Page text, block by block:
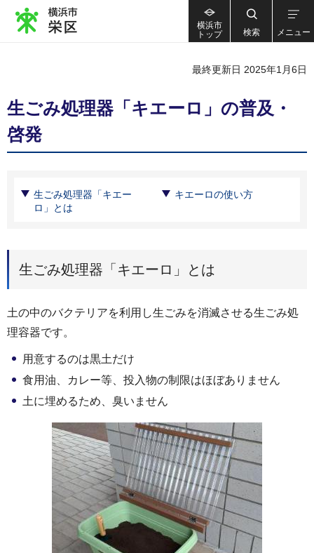
横浜市
トップ
検索 メニュー
最終更新日 2025年1月6日
生ごみ処理器「キエーロ」の普及・
啓発
生ごみ処理器「キエー
ロ」とは
キエーロの使い方
生ごみ処理器「キエーロ」とは
土の中のバクテリアを利用し生ごみを消滅させる生ごみ処
理容器です。
用意するのは黒土だけ
食用油、カレー等、投入物の制限はほぼありません
土に埋めるため、臭いません